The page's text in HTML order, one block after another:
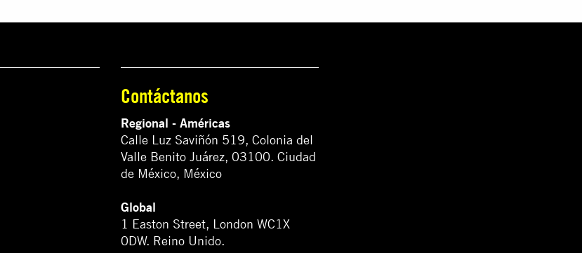
Contáctanos
Regional - Américas
Calle Luz Saviñón 519, Colonia del
Valle Benito Juárez, 03100. Ciudad
de México, México
Global
1 Easton Street, London WC1X
0DW. Reino Unido.